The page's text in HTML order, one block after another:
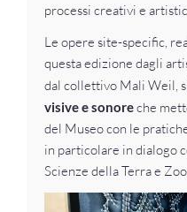
processi creativi e
Le opere site-specific,
questa edizione dagli
dal collettivo Mali Weil,
visive e sonoreche
del Museo con le
in particolare in dialogo
Scienze della Terra e